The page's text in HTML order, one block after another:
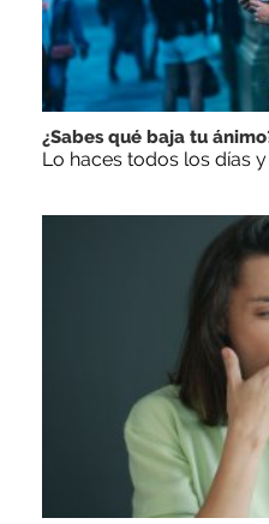
¿Sabes qué baja tu
Lo haces todos los días